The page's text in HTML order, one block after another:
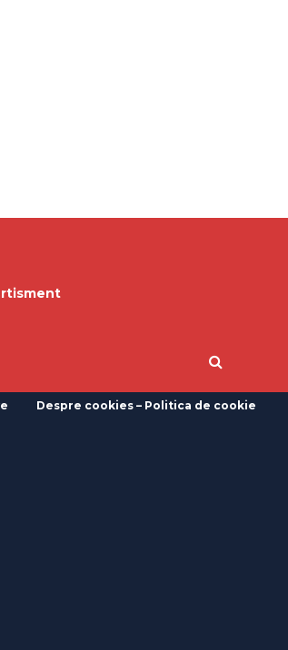
Despre cookies – Politica de cookie